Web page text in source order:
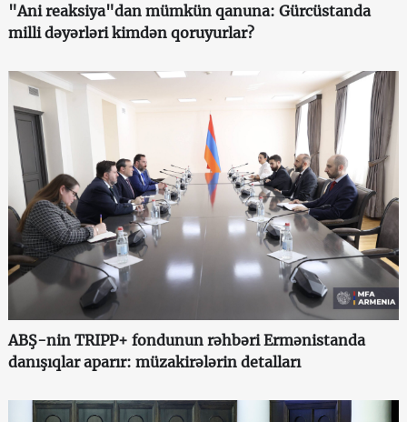
"Ani reaksiya"dan mümkün qanuna: Gürcüstanda
milli dəyərləri kimdən qoruyurlar?
ABŞ-nin TRIPP+ fondunun rəhbəri Ermənistanda
danışıqlar aparır: müzakirələrin detalları